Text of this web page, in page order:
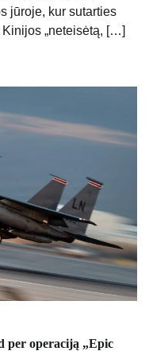
jūroje, kur sutarties
„neteisėtą, […]
per operaciją „Epic